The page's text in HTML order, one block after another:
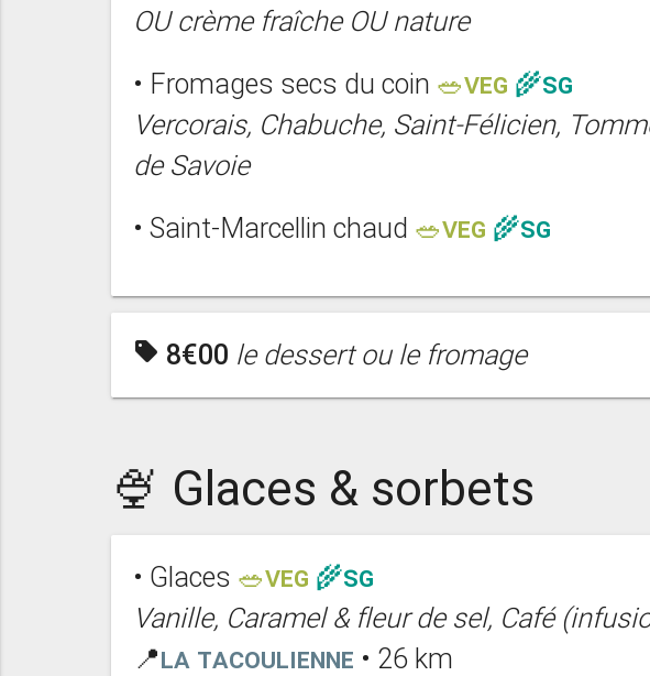
OU crème fraîche OU nature
• Fromages secs du coin 🥗VEG 🌾SG
Vercorais, Chabuche, Saint-Félicien,
de Savoie
• Saint-Marcellin chaud 🥗VEG 🌾SG
sell 8€00 le dessert ou le fromage
🍨 Glaces & sorbets
• Glaces 🥗VEG 🌾SG
Vanille, Caramel & fleur de sel, Café
📍La Tacoulienne • 26 km